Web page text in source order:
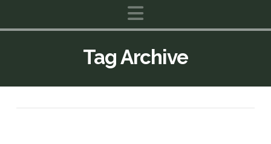
Navigation
Tag Archive